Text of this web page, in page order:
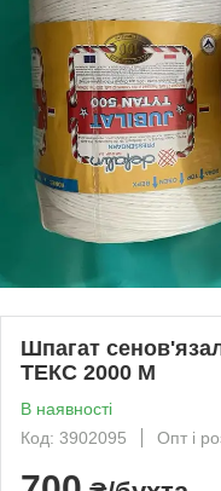
Шпагат
ТЕКС 2000 М
В наявності
Код: 3902095
Опт і